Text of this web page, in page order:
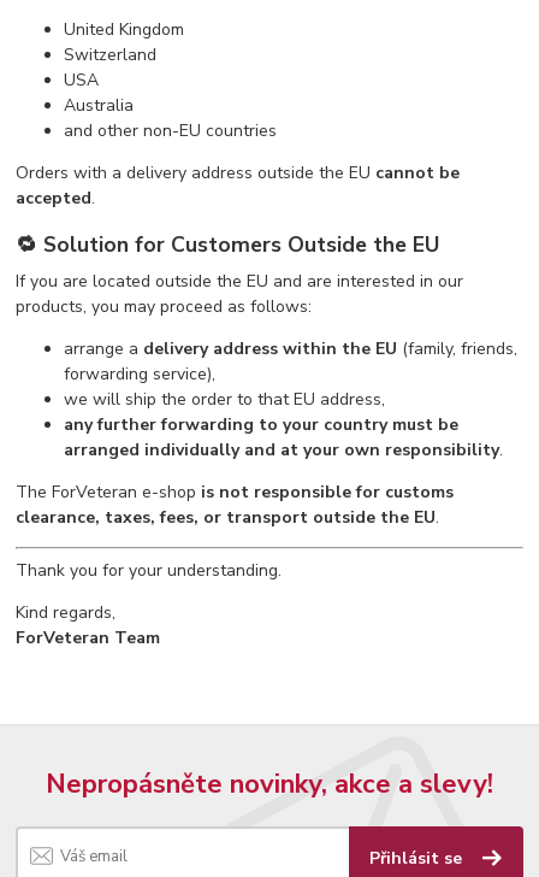
United Kingdom
Switzerland
USA
Australia
and other non-EU countries
Orders with a delivery address outside the EU cannot be
accepted.
🔁 Solution for Customers Outside the EU
If you are located outside the EU and are interested in our
products, you may proceed as follows:
arrange a delivery address within the EU (family, friends,
forwarding service),
we will ship the order to that EU address,
any further forwarding to your country must be
arranged individually and at your own responsibility.
The ForVeteran e-shop is not responsible for customs
clearance, taxes, fees, or transport outside the EU.
Thank you for your understanding.
Kind regards,
ForVeteran Team
Nepropásněte novinky, akce a slevy!
Přihlásit se